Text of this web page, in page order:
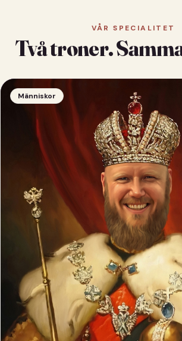
VÅR SPECIALITET
Två troner.
Människor